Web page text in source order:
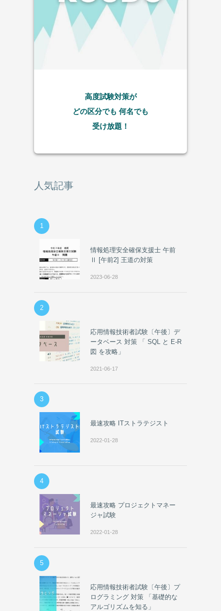
高度試験対策が
どの区分でも 何名でも
受け放題！
人気記事
1
情報処理安全確保支援士 午前
Ⅱ [午前2] 王道の対策
2023-06-28
2
応用情報技術者試験〔午後〕デ
ータベース 対策 「 SQL と E-R
図 を攻略」
2021-06-17
3
最速攻略 ITストラテジスト
2022-01-28
4
最速攻略 プロジェクトマネー
ジャ試験
2022-01-28
5
応用情報技術者試験〔午後〕プ
ログラミング 対策 「基礎的な
アルゴリズムを知る」